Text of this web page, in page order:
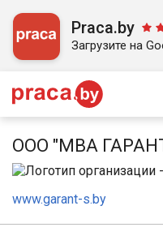
Praca.by
Загрузите на
ООО "МВА
www.garant-s.by